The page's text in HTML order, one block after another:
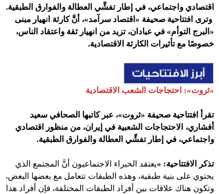
اقتصادي واجتماعي، في إطار تفشِّي العطالة والفوارق الطبقية.
وترى افتتاحية صحيفة «اقتصاد سرآمد»، أنَّ كارثة انهيار مبنى
«البرج التوأم» في عبادان، تزيد من انهيار ثقة واعتقاد الناس،
خصوصًا مع تأثيرات الكارثة الاقتصادية.
«ثروت»: احتجاجات الشعب الاقتصادية
تقرأ افتتاحية صحيفة «ثروت»، عبر كاتبها الصحافي سعيد
أفشاري، الاحتجاجات الشعبية في إيران، من منظور اقتصادي
واجتماعي، في إطار تفشِّي العطالة والفوارق الطبقية.
تذكر الافتتاحية: «يعتقد الخبراء الاجتماعيون أنَّ المجتمع الذي
يحتوي على بنية طبقية، وهذه الطبقات تتعامل مع بعضها البعض،
وتكون هناك علاقات بين أفراد الطبقات المختلفة، فإن أفراد هذا